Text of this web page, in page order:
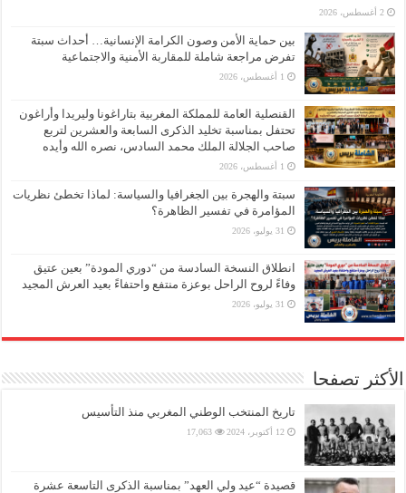
2 أغسطس، 2026
بين حماية الأمن وصون الكرامة الإنسانية… أحداث سبتة
تفرض مراجعة شاملة للمقاربة الأمنية والاجتماعية
1 أغسطس، 2026
القنصلية العامة للمملكة المغربية بتاراغونا وليريدا وأراغون
تحتفل بمناسبة تخليد الذكرى السابعة والعشرين لتربع
صاحب الجلالة الملك محمد السادس، نصره الله وأيده
1 أغسطس، 2026
سبتة والهجرة بين الجغرافيا والسياسة: لماذا تخطئ نظريات
المؤامرة في تفسير الظاهرة؟
31 يوليو، 2026
انطلاق النسخة السادسة من “دوري المودة” بعين عتيق
وفاءً لروح الراحل بوعزة منتفع واحتفاءً بعيد العرش المجيد
31 يوليو، 2026
الأكثر تصفحا
تاريخ المنتخب الوطني المغربي منذ التأسيس
12 أكتوبر، 2024 17,063
قصيدة “عيد ولي العهد” بمناسبة الذكرى التاسعة عشرة